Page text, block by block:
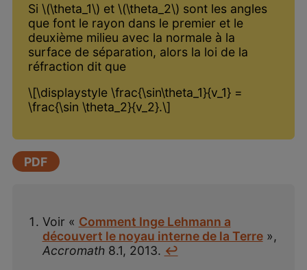
Si \(\theta_1\) et \(\theta_2\) sont les angles
que font le rayon dans le premier et le
deuxième milieu avec la normale à la
surface de séparation, alors la loi de la
réfraction dit que
\[\displaystyle \frac{\sin\theta_1}{v_1} =
\frac{\sin \theta_2}{v_2}.\]
PDF
Voir « Comment Inge Lehmann a
découvert le noyau interne de la Terre»,
Accromath8.1, 2013. ↩